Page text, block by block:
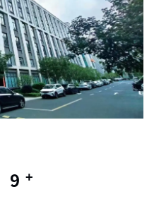
9 +